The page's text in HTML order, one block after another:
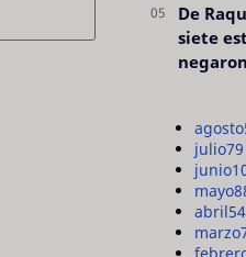
De
siete
agosto
julio79
junio
mayo
abril54
marzo